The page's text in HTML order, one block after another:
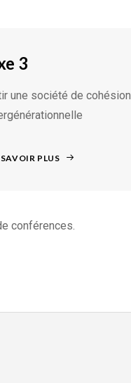
3
une société de cohésion
SAVOIR PLUS
conférences.